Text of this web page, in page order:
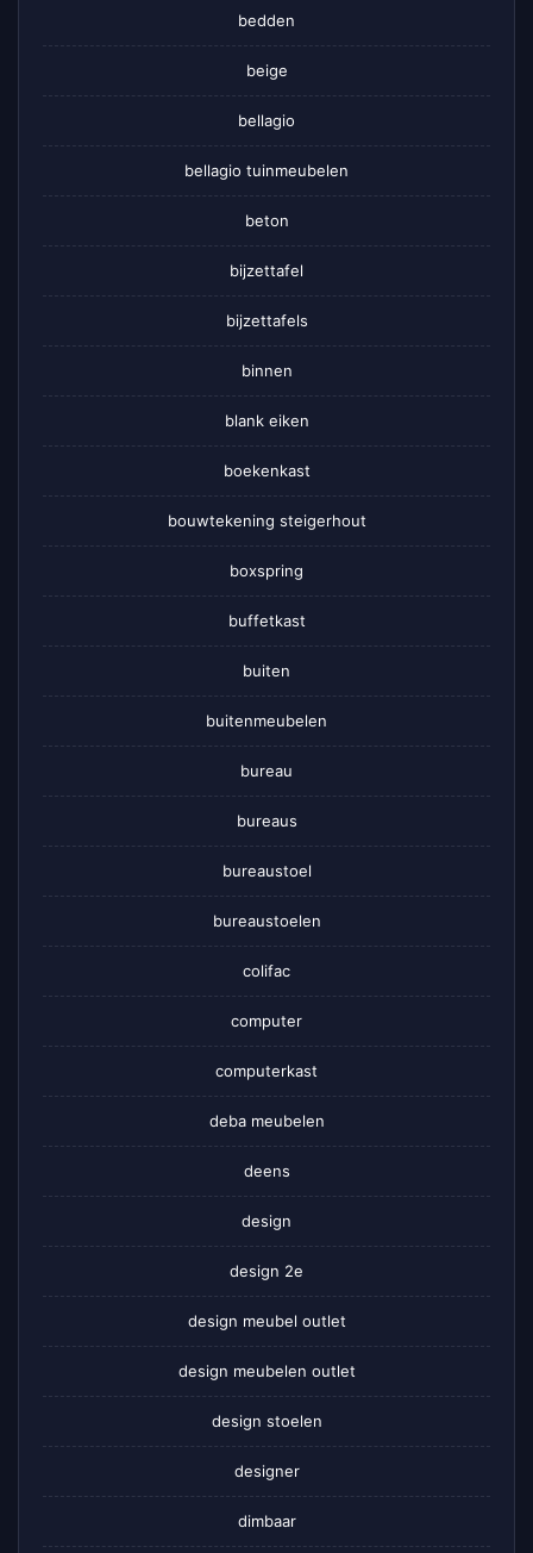
bedden
beige
bellagio
bellagio tuinmeubelen
beton
bijzettafel
bijzettafels
binnen
blank eiken
boekenkast
bouwtekening steigerhout
boxspring
buffetkast
buiten
buitenmeubelen
bureau
bureaus
bureaustoel
bureaustoelen
colifac
computer
computerkast
deba meubelen
deens
design
design 2e
design meubel outlet
design meubelen outlet
design stoelen
designer
dimbaar